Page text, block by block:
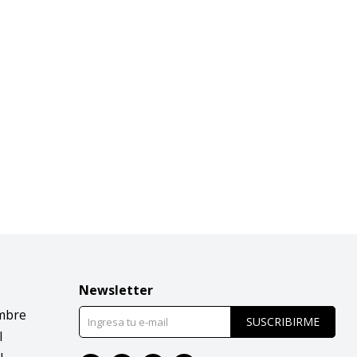
Newsletter
SUSCRIBIRME